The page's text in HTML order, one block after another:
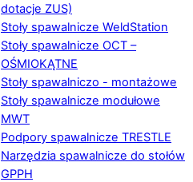
dotacje ZUS)
Stoły spawalnicze WeldStation
Stoły spawalnicze OCT –
OŚMIOKĄTNE
Stoły spawalniczo - montażowe
Stoły spawalnicze modułowe
MWT
Podpory spawalnicze TRESTLE
Narzędzia spawalnicze do stołów
GPPH